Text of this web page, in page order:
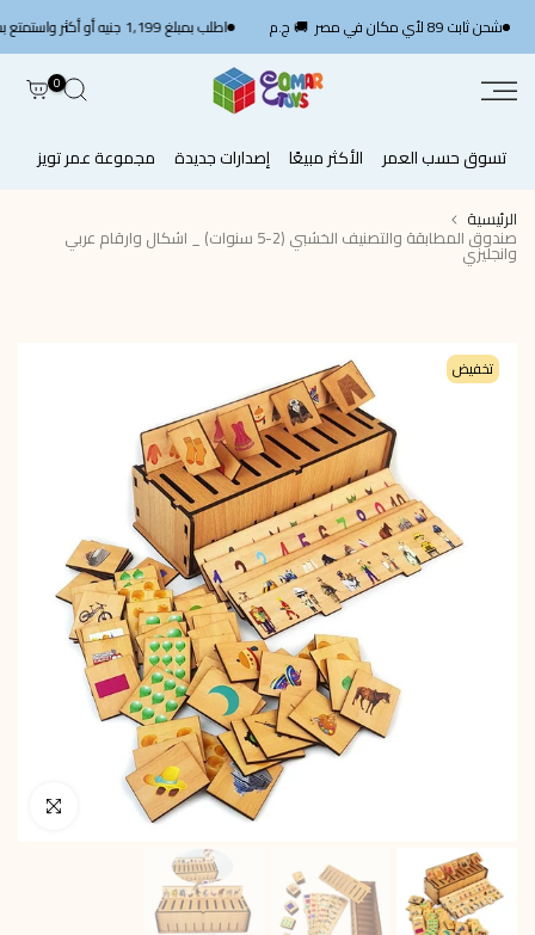
الانتقال
إلى
المحتوى
شحن ثابت 89 لأي مكان في مصر 🚚 ج.م اطلب بمبلغ 1,199 جنيه أو أكثر واستمتع بشحن سريع مجاني — استخدم الكود
0
تسوق حسب العمر الأكثر مبيعًا إصدارات جديدة مجموعة عمر تويز
الرئيسية
صندوق المطابقة والتصنيف الخشبي (2-5 سنوات) _ اشكال وارقام عربي
وانجليزي
تخفيض
انقر للتكبير